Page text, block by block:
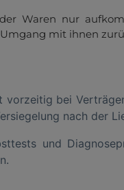
Waren nur
mit ihnen
bei
nach der
und